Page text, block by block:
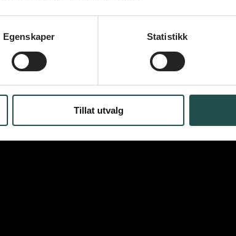
Egenskaper Statistikk
Tillat utvalg